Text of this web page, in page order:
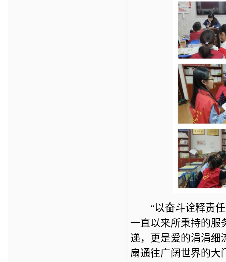
“以奋斗诠释责
一直以来所秉持的服
递，更是爱的涓涓细
扇通往广阔世界的大